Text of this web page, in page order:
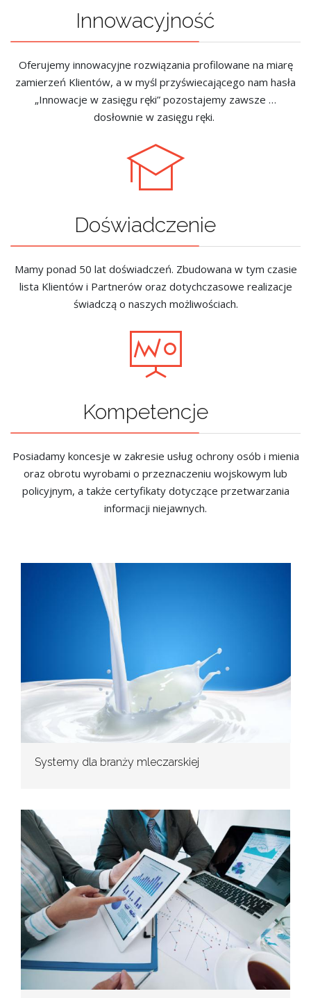
Innowacyjność
Oferujemy innowacyjne rozwiązania profilowane na miarę
zamierzeń Klientów, a w myśl przyświecającego nam hasła
„Innowacje w zasięgu ręki” pozostajemy zawsze …
dosłownie w zasięgu ręki.
Doświadczenie
Mamy ponad 50 lat doświadczeń. Zbudowana w tym czasie
lista Klientów i Partnerów oraz dotychczasowe realizacje
świadczą o naszych możliwościach.
Kompetencje
Posiadamy koncesje w zakresie usług ochrony osób i mienia
oraz obrotu wyrobami o przeznaczeniu wojskowym lub
policyjnym, a także certyfikaty dotyczące przetwarzania
informacji niejawnych.
Systemy dla branży mleczarskiej